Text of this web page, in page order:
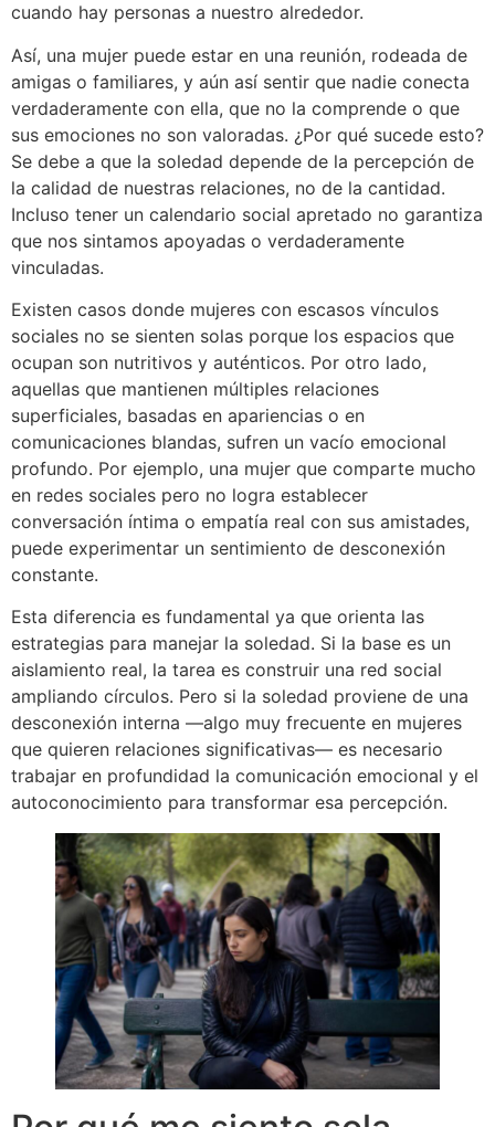
cuando hay personas a nuestro alrededor.
Así, una mujer puede estar en una reunión, rodeada de
amigas o familiares, y aún así sentir que nadie conecta
verdaderamente con ella, que no la comprende o que
sus emociones no son valoradas. ¿Por qué sucede esto?
Se debe a que la soledad depende de la percepción de
la calidad de nuestras relaciones, no de la cantidad.
Incluso tener un calendario social apretado no garantiza
que nos sintamos apoyadas o verdaderamente
vinculadas.
Existen casos donde mujeres con escasos vínculos
sociales no se sienten solas porque los espacios que
ocupan son nutritivos y auténticos. Por otro lado,
aquellas que mantienen múltiples relaciones
superficiales, basadas en apariencias o en
comunicaciones blandas, sufren un vacío emocional
profundo. Por ejemplo, una mujer que comparte mucho
en redes sociales pero no logra establecer
conversación íntima o empatía real con sus amistades,
puede experimentar un sentimiento de desconexión
constante.
Esta diferencia es fundamental ya que orienta las
estrategias para manejar la soledad. Si la base es un
aislamiento real, la tarea es construir una red social
ampliando círculos. Pero si la soledad proviene de una
desconexión interna —algo muy frecuente en mujeres
que quieren relaciones significativas— es necesario
trabajar en profundidad la comunicación emocional y el
autoconocimiento para transformar esa percepción.